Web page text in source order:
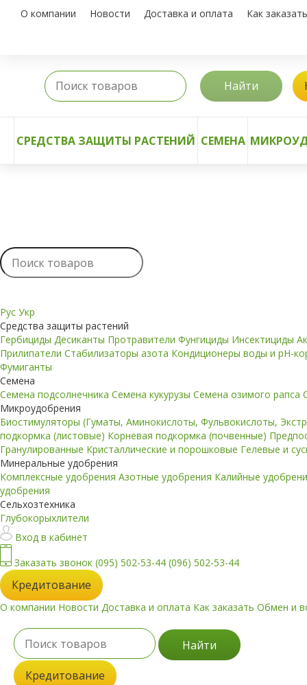
О компании Новости Доставка и оплата Как заказать
Найти
СРЕДСТВА ЗАЩИТЫ РАСТЕНИЙ СЕМЕНА
Рус Укр
Средства защиты растений
Гербициды Десиканты Протравители Фунгициды Инсектициды
Прилипатели Стабилизаторы азота Кондиционеры воды и pH-
Фумиганты
Семена
Семена подсолнечника Семена кукурузы Семена озимого рапса
Микроудобрения
Биостимуляторы (Гуматы, Аминокислоты, Фульвокислоты,
подкормка (листовые) Корневая подкормка (почвенные)
Гранулированные Кристаллические и порошковые Гелевые и
Минеральные удобрения
Комплексные удобрения Азотные удобрения Калийные
удобрения
Сельхозтехника
Глубокорыхлители
Вход в кабинет
Заказать звонок (095) 502-53-44 (096) 502-53-44
Кредитование
О компании Новости Доставка и оплата Как заказать Обмен и
Найти
Кредитование